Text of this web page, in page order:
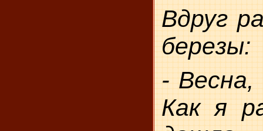
Вдруг
березы:
- Весна,
Как я